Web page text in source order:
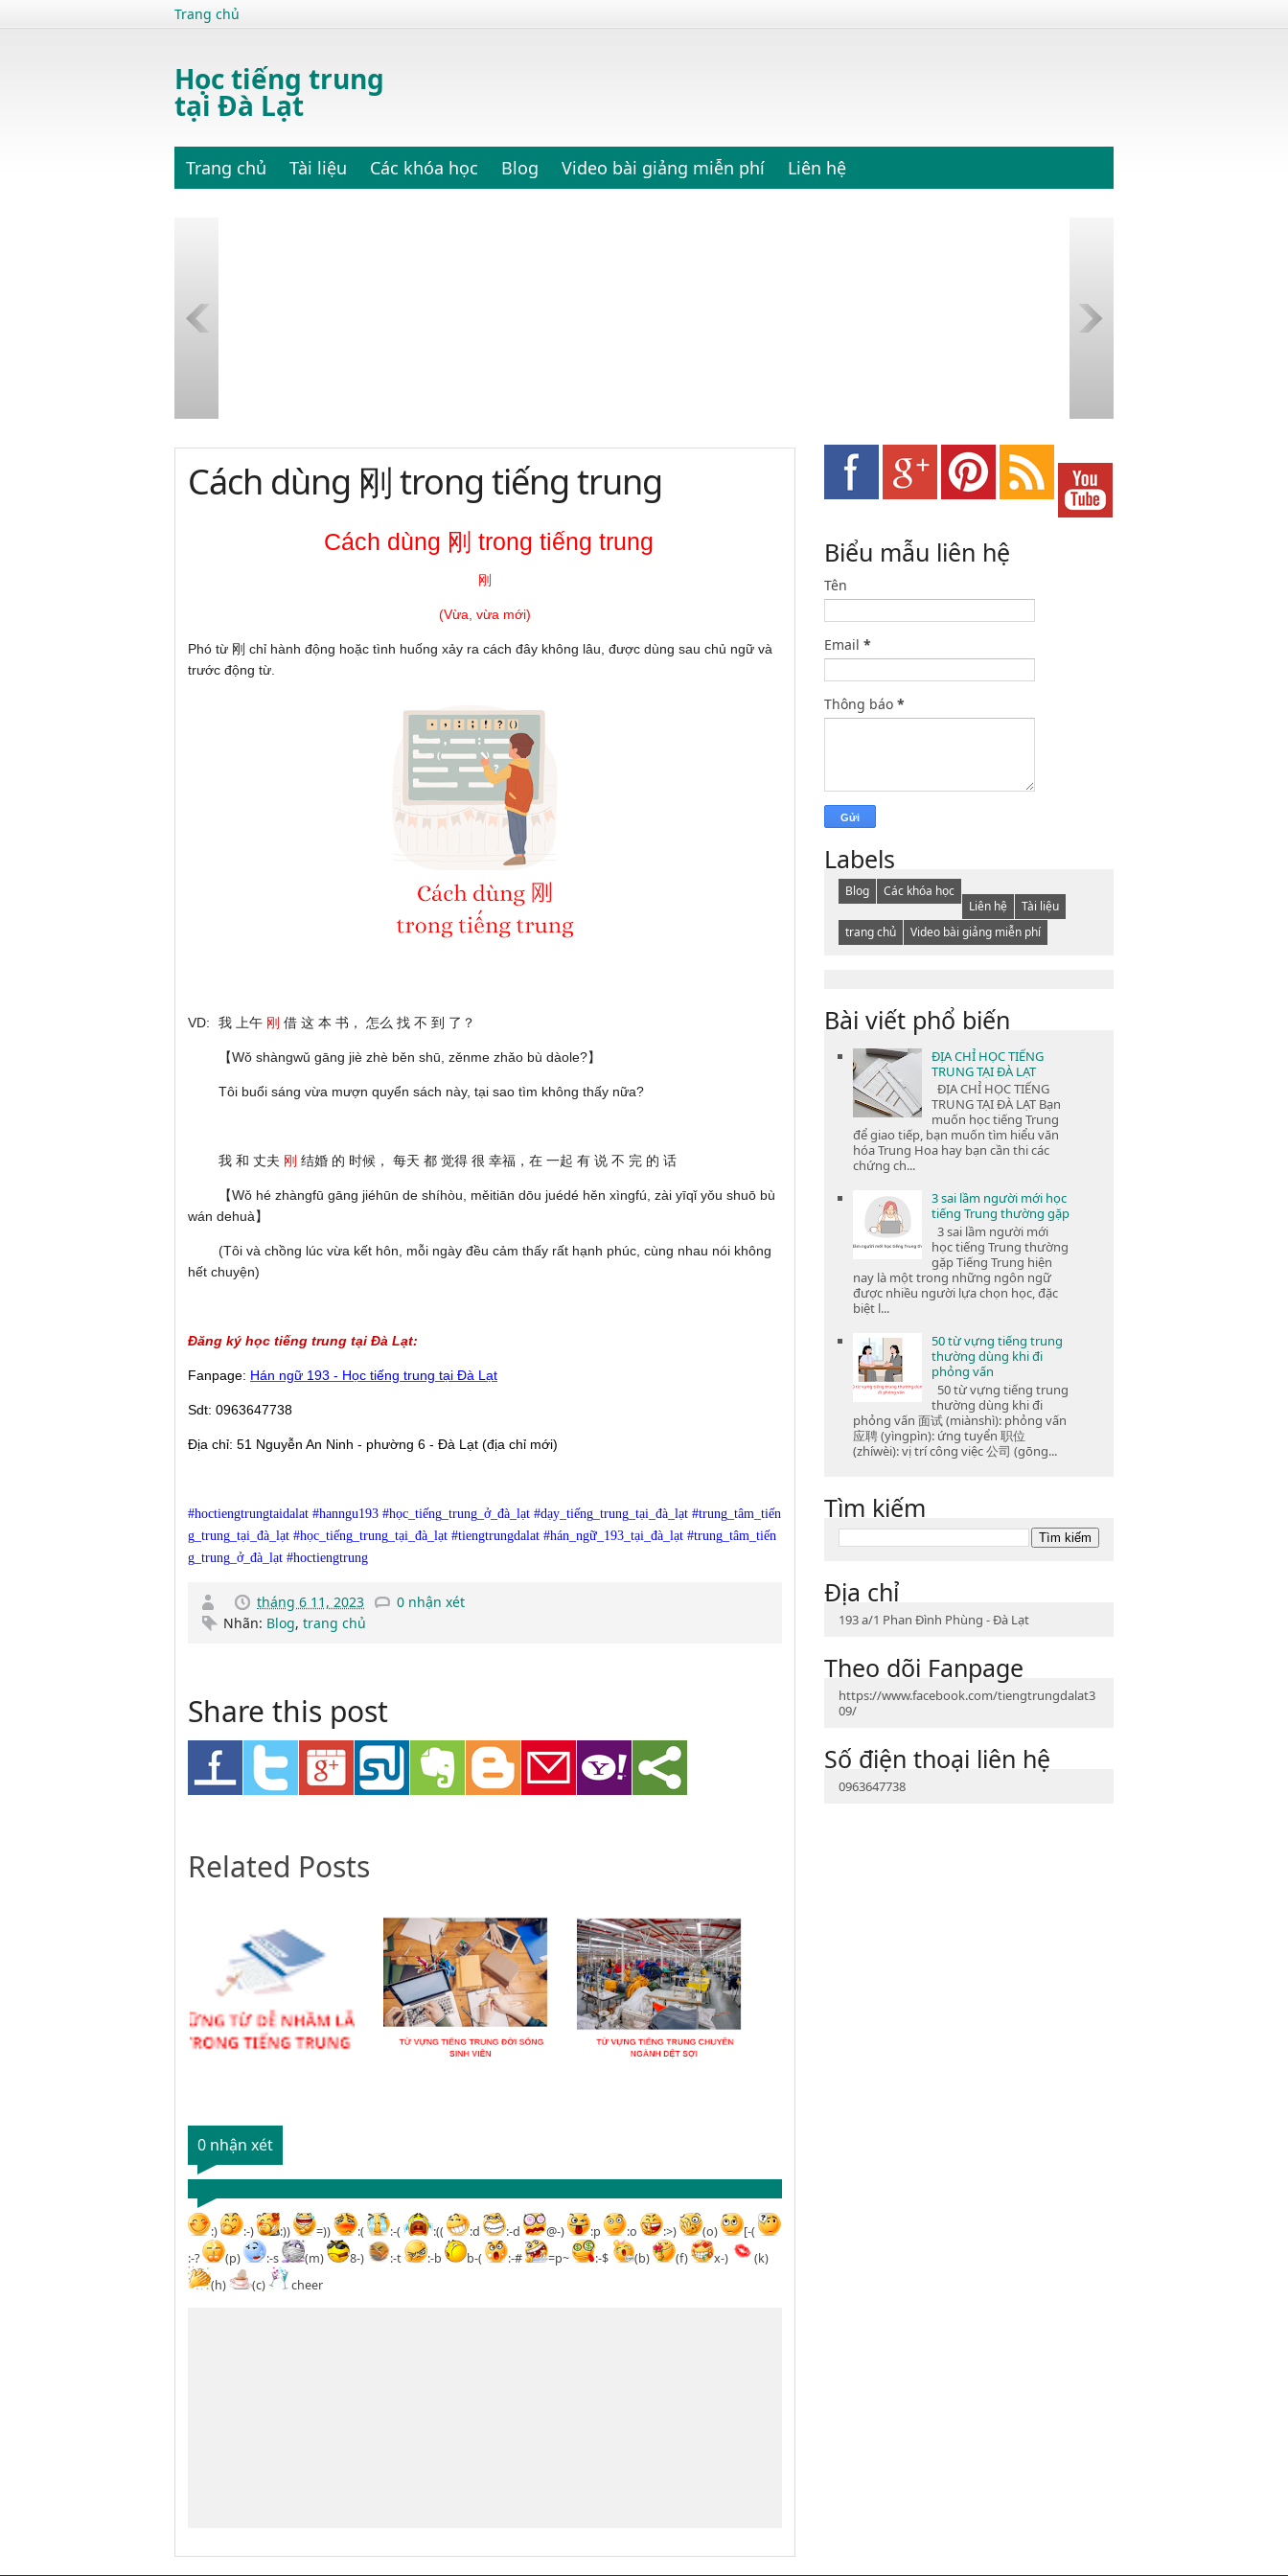
Trang chủ
Học tiếng trung
tại Đà Lạt
Trang chủ Tài liệu Các khóa học Blog Video bài giảng miễn phí Liên hệ
Cách dùng 刚 trong tiếng trung
Cách dùng 刚 trong tiếng trung
刚
(Vừa, vừa mới)
Phó từ 刚 chỉ hành động hoặc tình huống xảy ra cách đây không lâu, được dùng sau chủ ngữ và
trước động từ.
VD: 我 上午 刚 借 这 本 书， 怎么 找 不 到 了？
【Wǒ shàngwǔ gāng jiè zhè běn shū, zěnme zhǎo bù dàole?】
Tôi buổi sáng vừa mượn quyển sách này, tại sao tìm không thấy nữa?
我 和 丈夫 刚 结婚 的 时候， 每天 都 觉得 很 幸福，在 一起 有 说 不 完 的 话
【Wǒ hé zhàngfū gāng jiéhūn de shíhòu, měitiān dōu juédé hěn xìngfú, zài yīqǐ yǒu shuō bù
wán dehuà】
(Tôi và chồng lúc vừa kết hôn, mỗi ngày đều cảm thấy rất hạnh phúc, cùng nhau nói không
hết chuyện)
Đăng ký học tiếng trung tại Đà Lạt:
Fanpage: Hán ngữ 193 - Học tiếng trung tại Đà Lạt
Sdt: 0963647738
Địa chỉ: 51 Nguyễn An Ninh - phường 6 - Đà Lạt (địa chỉ mới)
#hoctiengtrungtaidalat #hanngu193 #học_tiếng_trung_ở_đà_lạt #dạy_tiếng_trung_tại_đà_lạt #trung_tâm_tiến
g_trung_tại_đà_lạt #học_tiếng_trung_tại_đà_lạt #tiengtrungdalat #hán_ngữ_193_tại_đà_lạt #trung_tâm_tiến
g_trung_ở_đà_lạt #hoctiengtrung
tháng 6 11, 2023
0 nhận xét
Nhãn: Blog, trang chủ
Share this post
Related Posts
0 nhận xét
:) :-) :)) =)) :( :-( :(( :d :-d @-) :p :o :>) (o)
[-(
:-?
(p) :-s (m) 8-) :-t :-b b-( :-# =p~ :-$ (b) (f) x-)
(k)
(h)
(c) cheer
Biểu mẫu liên hệ
Tên
Email *
Thông báo *
Labels
Blog
Các khóa học
Liên hệ
Tài liệu
trang chủ
Video bài giảng miễn phí
Bài viết phổ biến
ĐỊA CHỈ HỌC TIẾNG
TRUNG TẠI ĐÀ LẠT
ĐỊA CHỈ HỌC TIẾNG
TRUNG TẠI ĐÀ LẠT Bạn
muốn học tiếng Trung
để giao tiếp, bạn muốn tìm hiểu văn
hóa Trung Hoa hay bạn cần thi các
chứng ch...
3 sai lầm người mới học
tiếng Trung thường gặp
3 sai lầm người mới
học tiếng Trung thường
gặp Tiếng Trung hiện
nay là một trong những ngôn ngữ
được nhiều người lựa chọn học, đặc
biệt l...
50 từ vựng tiếng trung
thường dùng khi đi
phỏng vấn
50 từ vựng tiếng trung
thường dùng khi đi
phỏng vấn 面试 (miànshì): phỏng vấn
应聘 (yìngpìn): ứng tuyển 职位
(zhíwèi): vị trí công việc 公司 (gōng...
Tìm kiếm
Địa chỉ
193 a/1 Phan Đình Phùng - Đà Lạt
Theo dõi Fanpage
https://www.facebook.com/tiengtrungdalat3
09/
Số điện thoại liên hệ
0963647738